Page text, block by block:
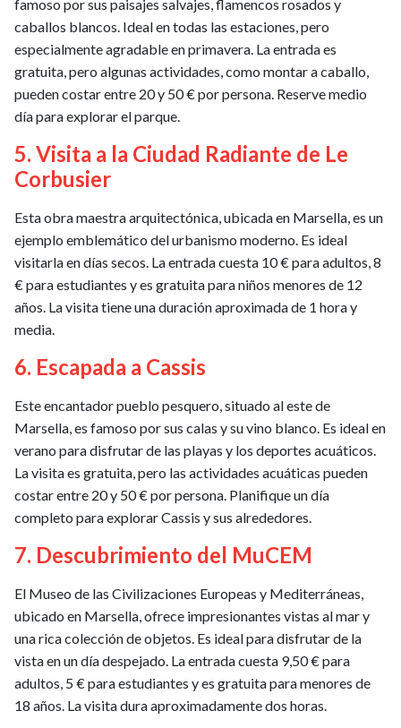
famoso por sus paisajes salvajes, flamencos rosados y
caballos blancos. Ideal en todas las estaciones, pero
especialmente agradable en primavera. La entrada es
gratuita, pero algunas actividades, como montar a caballo,
pueden costar entre 20 y 50 € por persona. Reserve medio
día para explorar el parque.
5. Visita a la Ciudad Radiante de Le
Corbusier
Esta obra maestra arquitectónica, ubicada en Marsella, es un
ejemplo emblemático del urbanismo moderno. Es ideal
visitarla en días secos. La entrada cuesta 10 € para adultos, 8
€ para estudiantes y es gratuita para niños menores de 12
años. La visita tiene una duración aproximada de 1 hora y
media.
6. Escapada a Cassis
Este encantador pueblo pesquero, situado al este de
Marsella, es famoso por sus calas y su vino blanco. Es ideal en
verano para disfrutar de las playas y los deportes acuáticos.
La visita es gratuita, pero las actividades acuáticas pueden
costar entre 20 y 50 € por persona. Planifique un día
completo para explorar Cassis y sus alrededores.
7. Descubrimiento del MuCEM
El Museo de las Civilizaciones Europeas y Mediterráneas,
ubicado en Marsella, ofrece impresionantes vistas al mar y
una rica colección de objetos. Es ideal para disfrutar de la
vista en un día despejado. La entrada cuesta 9,50 € para
adultos, 5 € para estudiantes y es gratuita para menores de
18 años. La visita dura aproximadamente dos horas.